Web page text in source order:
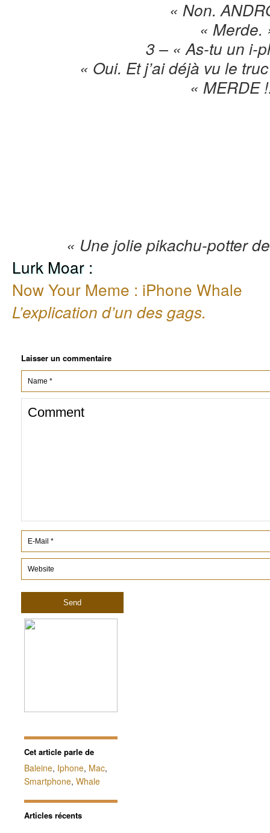
« Non.
« Merde.
3 – « As-tu un i-
« Oui. Et j’ai déjà vu le
« MERDE
« Une jolie pikachu-potter
Lurk Moar :
Now Your Meme : iPhone Whale
L’explication d’un des gags.
Laisser un commentaire
Cet article parle de
Baleine, Iphone, Mac,
Smartphone, Whale
Articles récents